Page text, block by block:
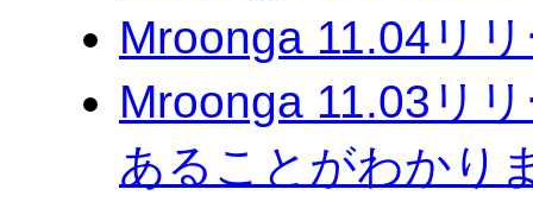
Mroonga 11.04リ
Mroonga 11.03リ
あることがわかり